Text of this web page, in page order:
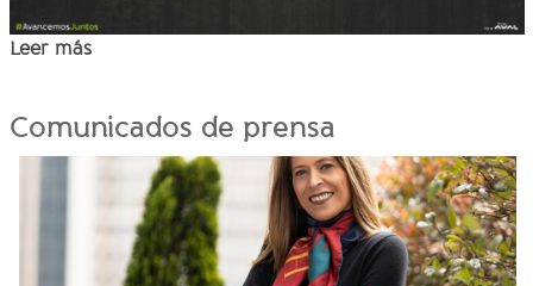
Leer más
Comunicados de prensa